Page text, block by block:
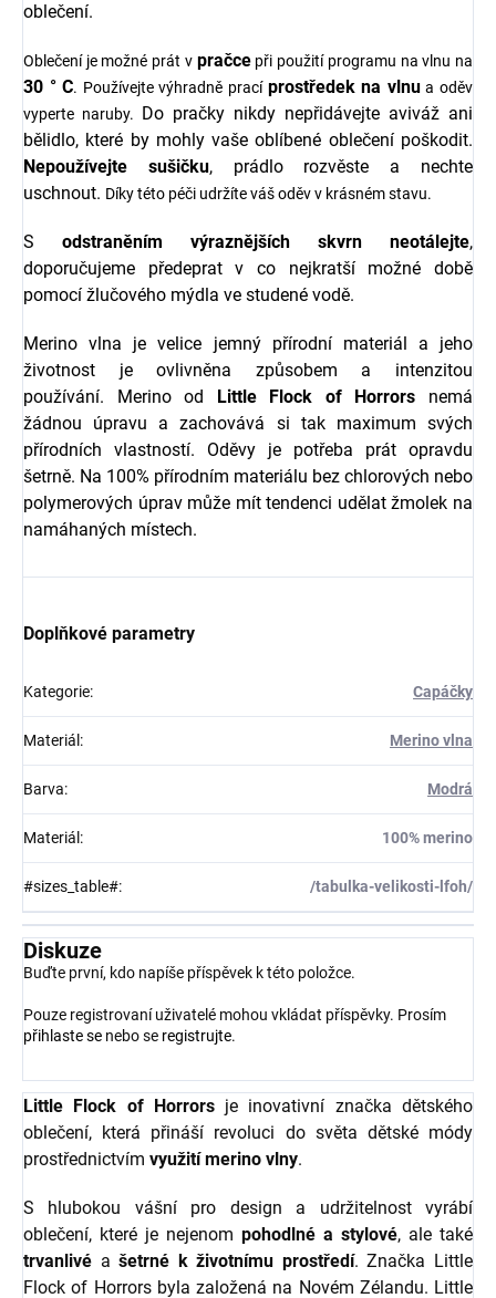
oblečení.
Oblečení je možné prát v pračcepři použití programu na vlnu na
30 ° C. Používejte výhradně prací prostředek na vlnua oděv
vyperte naruby. Do pračky nikdy nepřidávejte aviváž ani
bělidlo, které by mohly vaše oblíbené oblečení poškodit.
Nepoužívejte sušičku, prádlo rozvěste a nechte
uschnout. Díky této péči udržíte váš oděv v krásném stavu.
S odstraněním výraznějších skvrn neotálejte,
doporučujeme předeprat v co nejkratší možné době
pomocí žlučového mýdla ve studené vodě.
Merino vlna je velice jemný přírodní materiál a jeho
životnost je ovlivněna způsobem a intenzitou
používání. Merino od Little Flock of Horrors nemá
žádnou úpravu a zachovává si tak maximum svých
přírodních vlastností. Oděvy je potřeba prát opravdu
šetrně. Na 100% přírodním materiálu bez chlorových nebo
polymerových úprav může mít tendenci udělatžmolek na
namáhaných místech.
Doplňkové parametry
Kategorie: Capáčky
Materiál : Merino vlna
Barva: Modrá
Materiál : 100% merino
#sizes_table#: /tabulka-velikosti-lfoh/
Diskuze
Buďte první, kdo napíše příspěvek k této položce.
Pouze registrovaní uživatelé mohou vkládat příspěvky. Prosím
přihlaste se nebo se registrujte.
Little Flock of Horrorsje inovativní značka dětského
oblečení, která přináší revoluci do světa dětské módy
prostřednictvím využití merino vlny.
S hlubokou vášní pro design a udržitelnost vyrábí
oblečení, které je nejenom pohodlné a stylové, ale také
trvanlivé ašetrné k životnímu prostředí. Značka Little
Flock of Horrors byla založená na Novém Zélandu. Little